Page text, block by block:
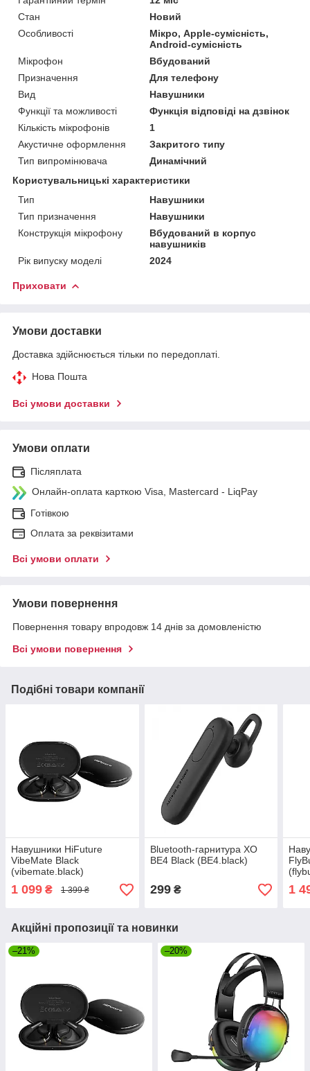
Стан
Новий
Особливості
Мікро, Apple-сумісність,
Android-сумісність
Мікрофон
Вбудований
Призначення
Для телефону
Вид
Навушники
Функції та можливості
Функція відповіді на дзвінок
Кількість мікрофонів
1
Акустичне оформлення
Закритого типу
Тип випромінювача
Динамічний
Користувальницькі характеристики
Тип
Навушники
Тип призначення
Навушники
Конструкція мікрофону
Вбудований в корпус
навушників
Рік випуску моделі
2024
Приховати
Умови доставки
Доставка здійснюється тільки по передоплаті.
Нова Пошта
Всі умови доставки
Умови оплати
Післяплата
Онлайн-оплата карткою Visa, Mastercard - LiqPay
Готівкою
Оплата за реквізитами
Всі умови оплати
Умови повернення
Повернення товару впродовж 14 днів за домовленістю
Всі умови повернення
Подібні товари компанії
Навушники HiFuture
VibeMate Black
(vibemate.black)
1 099 ₴ 1 399 ₴
Bluetooth-гарнитура XO
BE4 Black (BE4.black)
299₴ 1
Акційні пропозиції та новинки
–21% –20%